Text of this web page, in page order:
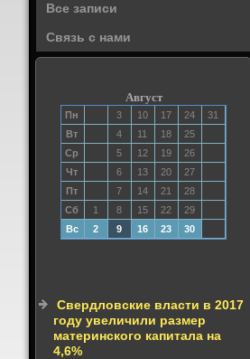
Все записи
Связь с нами
Август
Пн 3 10 17 24
31
Вт
4 11 18
25
Ср
5 12 19
26
Чт
6 13 20
27
Пт
7 14 21
28
Сб
1 8 15 22
29
Вс
2 9 16 23 30
Свердловские власти в 2017
году увеличили размер
материнского капитала на
4,6%